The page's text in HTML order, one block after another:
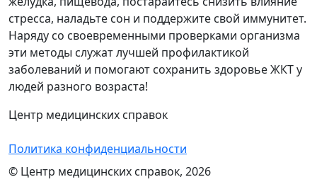
стресса, наладьте сон и поддержите свой иммунитет.
Наряду со своевременными проверками организма
эти методы служат лучшей профилактикой
заболеваний и помогают сохранить здоровье ЖКТ у
людей разного возраста!
Центр медицинских справок
Политика конфиденциальности
© Центр медицинских справок, 2026